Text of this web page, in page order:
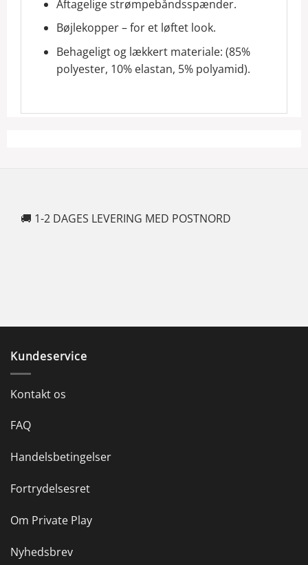
Aftagelige strømpebåndsspænder.
Bøjlekopper – for et løftet look.
Behageligt og lækkert materiale: (85%
polyester, 10% elastan, 5% polyamid).
🚚 1-2 DAGES LEVERING MED POSTNORD
Kundeservice
Kontakt os
FAQ
Handelsbetingelser
Fortrydelsesret
Om Private Play
Nyhedsbrev